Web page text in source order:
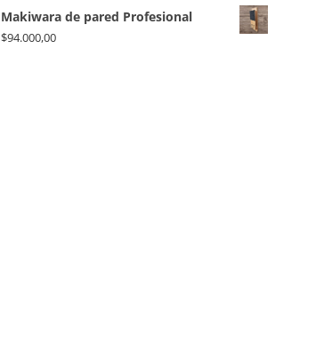
Makiwara de pared Profesional
$94.000,00